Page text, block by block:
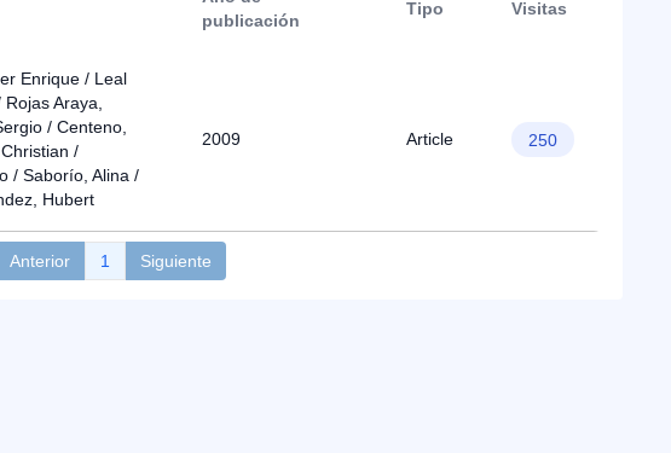
publicación
Tipo Visitas
Enrique / Leal
Araya,
/ Centeno,
/
/ Saborío, Alina /
Hubert
2009 Article 250
Anterior 1 Siguiente